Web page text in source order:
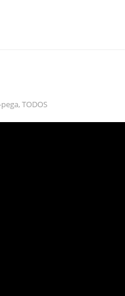
, TODOS